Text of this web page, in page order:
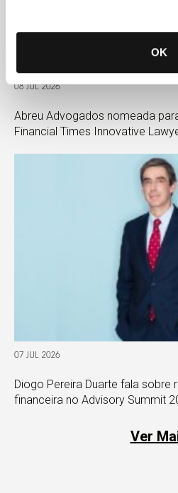
OK
08 JUL 2026
Abreu Advogados nomeada
Financial Times Innovative
07 JUL 2026
Diogo Pereira Duarte fala sobre
financeira no Advisory Summit
Ver